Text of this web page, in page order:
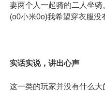
妻两个人一起骑的二人坐骑
(o0小米0o)我希望穿衣服没
实话实说，讲出心声
这一类的玩家并没有什么